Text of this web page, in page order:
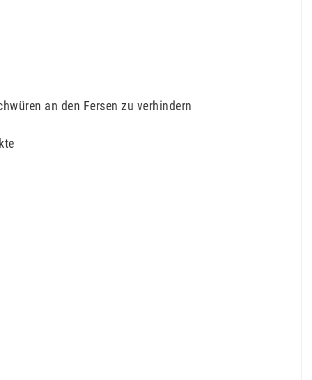
an den Fersen zu verhindern